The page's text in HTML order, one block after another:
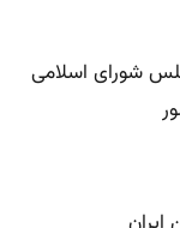
شورای اسلامی